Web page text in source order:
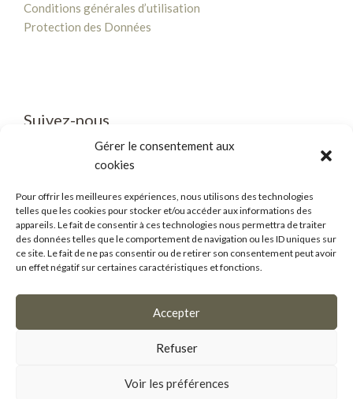
Conditions générales d’utilisation
Protection des Données
Suivez-nous
Business/Mice
Salle de presse
OpenSub
Société Lanteas
Gérer le consentement aux
cookies
Pour offrir les meilleures expériences, nous utilisons des technologies
telles que les cookies pour stocker et/ou accéder aux informations des
appareils. Le fait de consentir à ces technologies nous permettra de traiter
des données telles que le comportement de navigation ou les ID uniques sur
ce site. Le fait de ne pas consentir ou de retirer son consentement peut avoir
un effet négatif sur certaines caractéristiques et fonctions.
Accepter
Refuser
Voir les préférences